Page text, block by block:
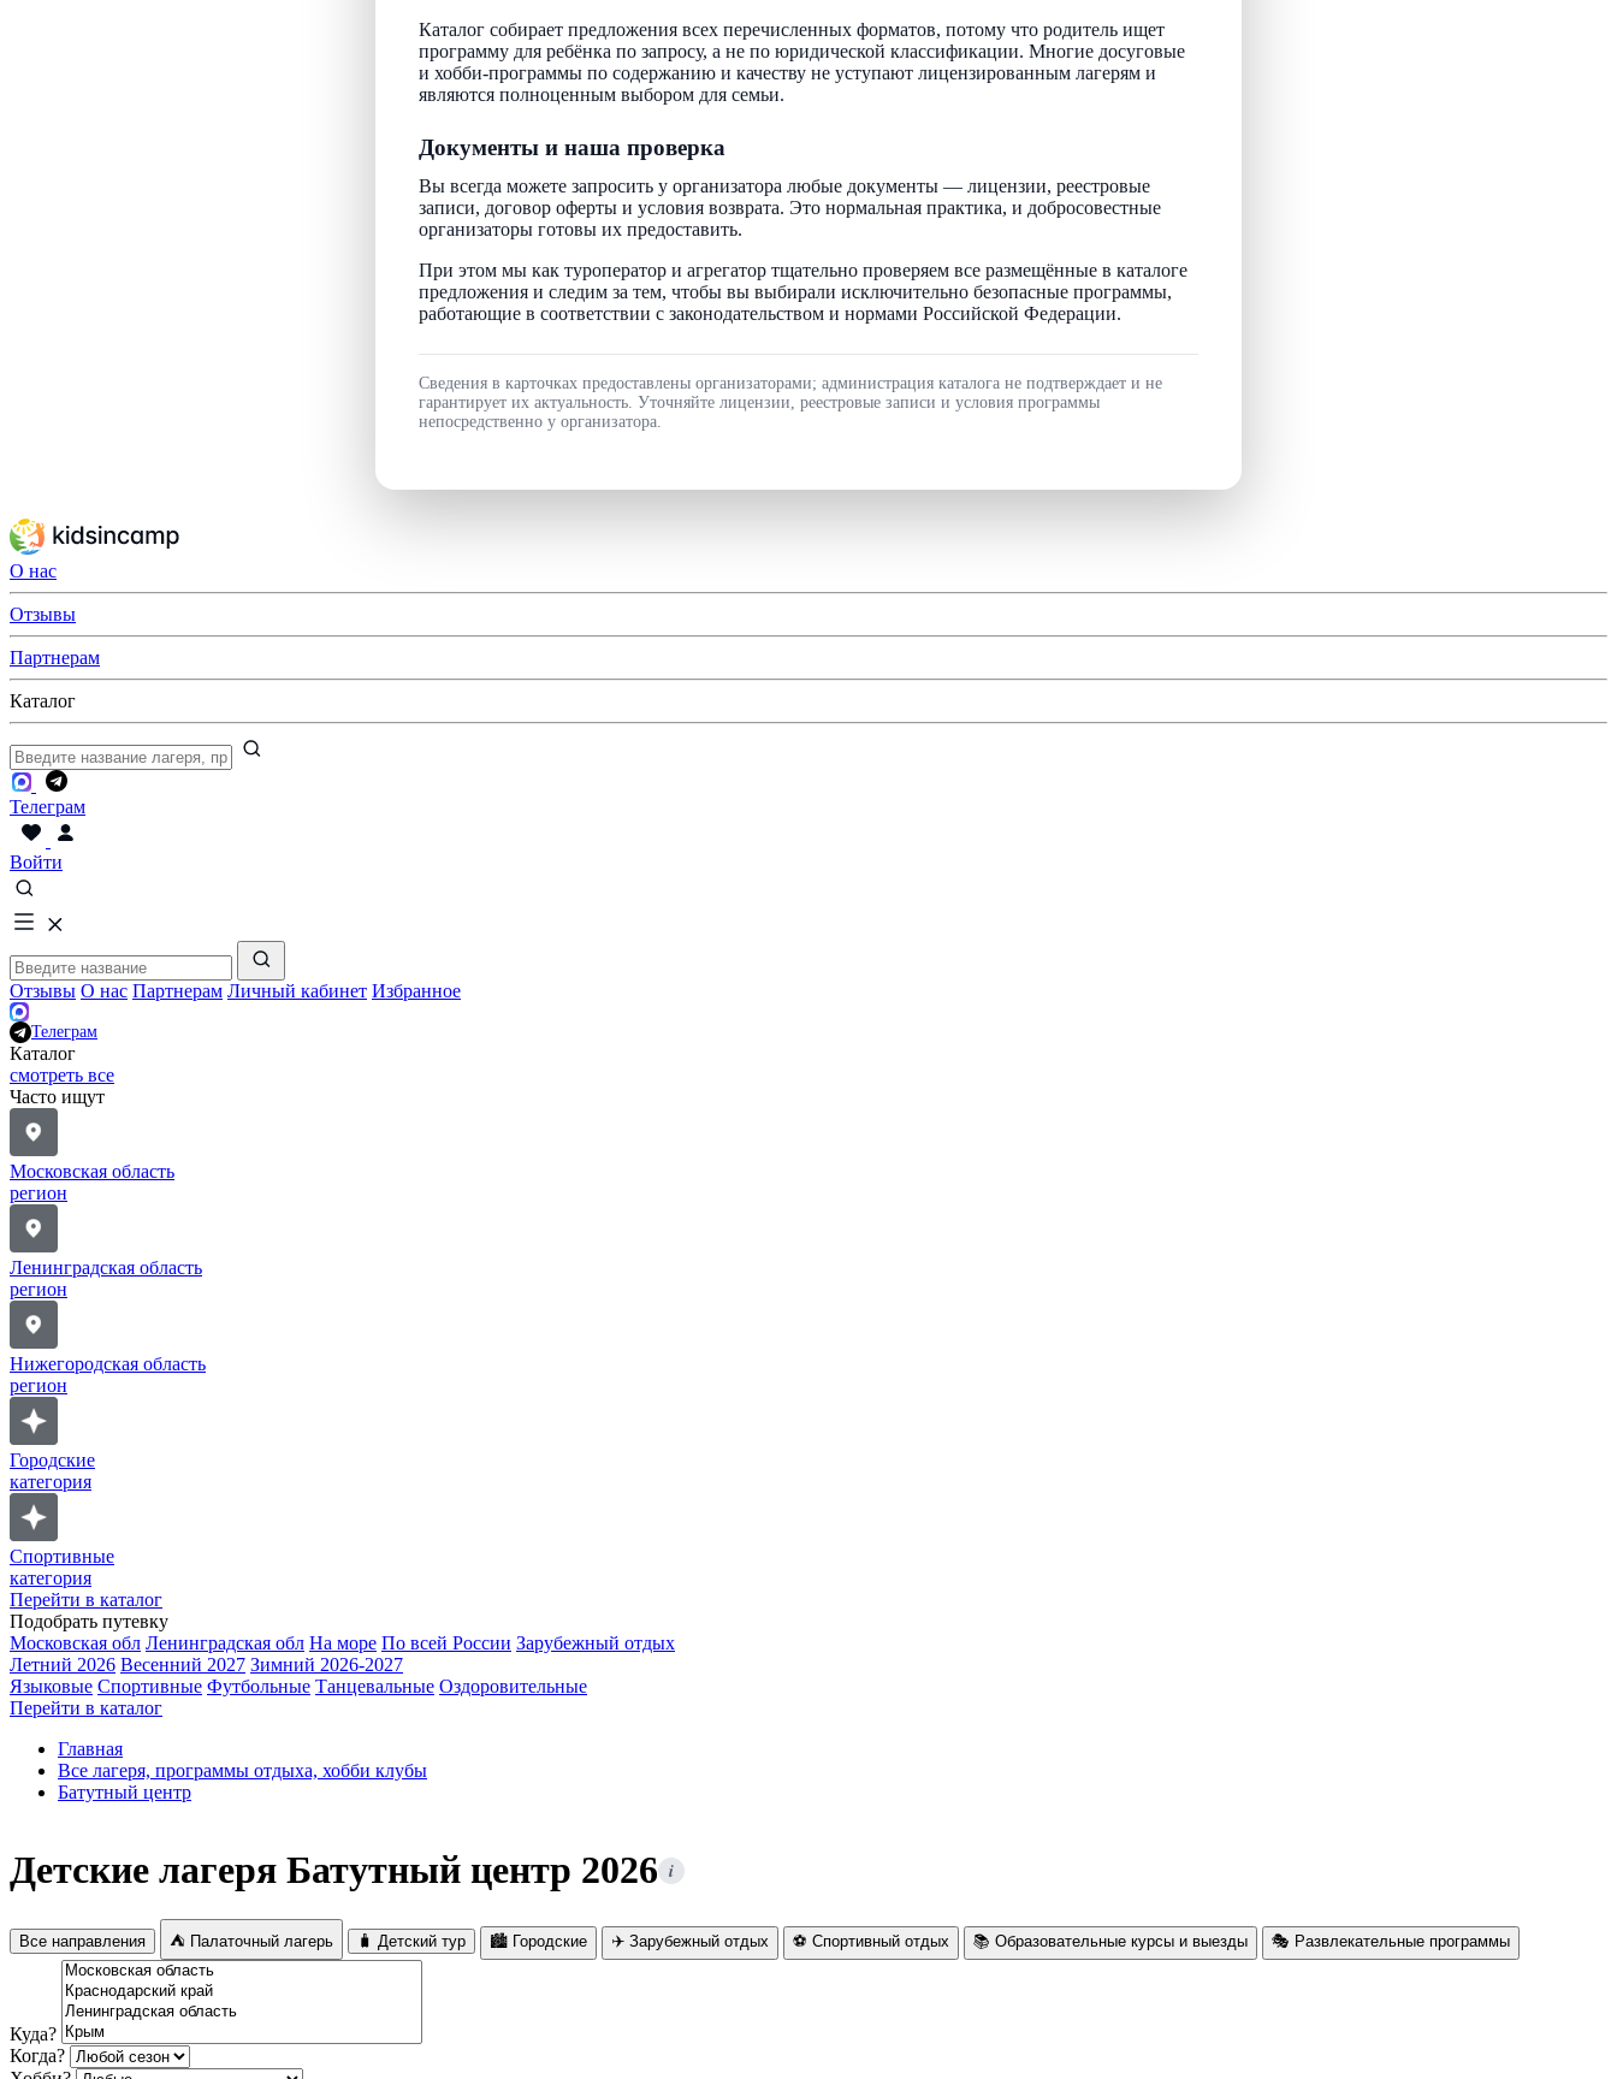
Каталог собирает предложения всех перечисленных форматов, потому что родитель ищет
программу для ребёнка по запросу, а не по юридической классификации. Многие досуговые
и хобби-программы по содержанию и качеству не уступают лицензированным лагерям и
являются полноценным выбором для семьи.
Документы и наша проверка
Вы всегда можете запросить у организатора любые документы — лицензии, реестровые
записи, договор оферты и условия возврата. Это нормальная практика, и добросовестные
организаторы готовы их предоставить.
При этом мы как туроператор и агрегатор тщательно проверяем все размещённые в каталоге
предложения и следим за тем, чтобы вы выбирали исключительно безопасные программы,
работающие в соответствии с законодательством и нормами Российской Федерации.
Сведения в карточках предоставлены организаторами; администрация каталога не подтверждает и не
гарантирует их актуальность. Уточняйте лицензии, реестровые записи и условия программы
непосредственно у организатора.
О нас
Отзывы
Партнерам
Каталог
Телеграм
Войти
Отзывы О нас Партнерам Личный кабинет Избранное
Телеграм
Каталог
смотреть все
Часто ищут
Московская область
регион
Ленинградская область
регион
Нижегородская область
регион
Городские
категория
Спортивные
категория
Перейти в каталог
Подобрать путевку
Московская обл Ленинградская обл На море По всей России Зарубежный отдых
Летний 2026 Весенний 2027 Зимний 2026-2027
Языковые Спортивные Футбольные Танцевальные Оздоровительные
Перейти в каталог
Главная
Все лагеря, программы отдыха, хобби клубы
Батутный центр
Детские лагеря Батутный центр 2026 i
Все направления ⛺ Палаточный лагерь 🧳 Детский тур 🏙️ Городские ✈️ Зарубежный отдых ⚽ Спортивный отдых 📚 Образовательные курсы и выезды 🎭 Развлекательные программы
Куда?
Когда?